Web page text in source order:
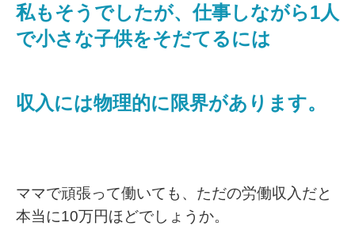
私もそうでしたが、仕事しながら1人
で小さな子供をそだてるには
収入には物理的に限界があります。
ママで頑張って働いても、ただの労働収入だと
本当に10万円ほどでしょうか。